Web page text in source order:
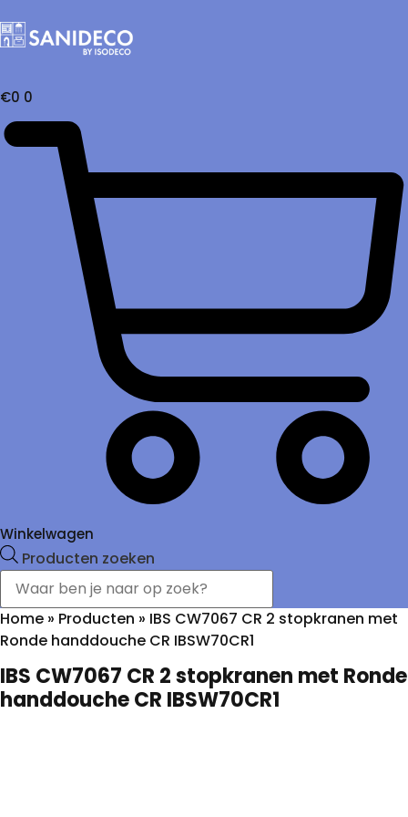
€0 0
Winkelwagen
Producten zoeken
Home » Producten » IBS CW7067 CR 2 stopkranen met
Ronde handdouche CR IBSW70CR1
IBS CW7067 CR 2 stopkranen met Ronde
handdouche CR IBSW70CR1